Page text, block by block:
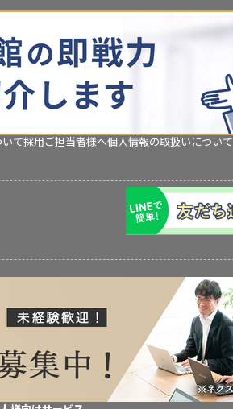
いて採用ご担当者様へ個人情報の取扱いについて